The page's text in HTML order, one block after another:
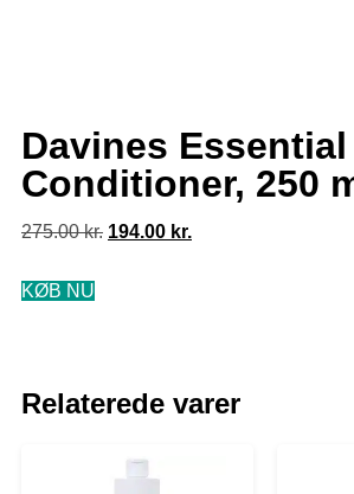
Davines
Conditioner, 250
275.00kr. 194.00 kr.
KØB NU
Relaterede varer